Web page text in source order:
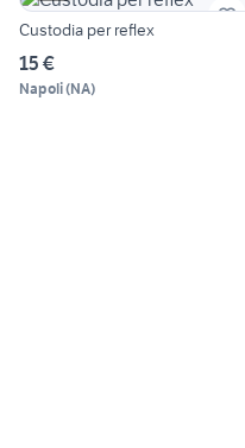
Custodia per reflex
15 €
Napoli(NA)